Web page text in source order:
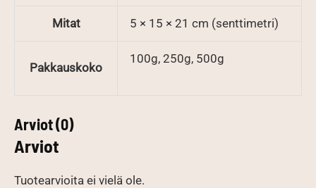
Mitat 5 × 15 × 21 cm (senttimetri)
Pakkauskoko
100g, 250g, 500g
Arviot (0)
Arviot
Tuotearvioita ei vielä ole.